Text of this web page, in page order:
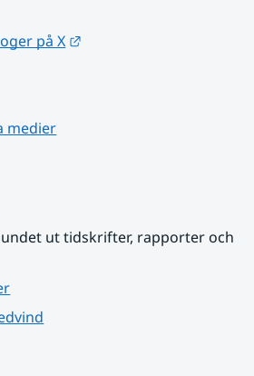
på X
medier
ut tidskrifter, rapporter och